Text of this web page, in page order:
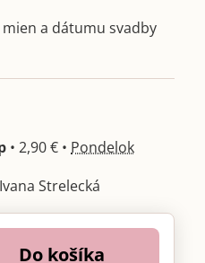
a dátumu svadby
•2,90 € • Pondelok
Ivana Strelecká
Do košíka